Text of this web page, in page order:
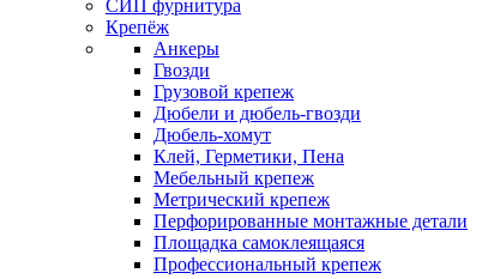
СИП фурнитура
Крепёж
Анкеры
Гвозди
Грузовой крепеж
Дюбели и дюбель-гвозди
Дюбель-хомут
Клей, Герметики, Пена
Мебельный крепеж
Метрический крепеж
Перфорированные монтажные детали
Площадка самоклеящаяся
Профессиональный крепеж